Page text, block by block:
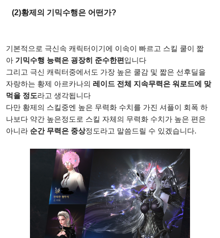
(2)황제의 기믹수행은 어떤가?
기본적으로 극신속 캐릭터이기에 이속이 빠르고 스킬 쿨이 짧
아 기믹수행 능력은 굉장히 준수한편입니다
그리고 극신 캐릭터중에서도 가장 높은 쿨감 및 짧은 선후딜을
자랑하는 황제 아르카나의 레이드 전체 지속무력은 워로드에 맞
먹을 정도라고 생각됩니다
다만 황제의 스킬중엔 높은 무력화 수치를 가진 셔플이 회폭 하
나보다 약간 높은정도로 스킬 자체의 무력화 수치가 높은 편은
아니라 순간 무력은 중상정도라고 말씀드릴 수 있겠습니다.